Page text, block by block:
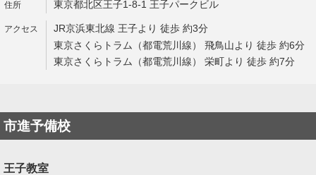
東京都北区王子1-8-1 王子パークビル
JR京浜東北線 王子より 徒歩 約3分
東京さくらトラム（都電荒川線） 飛鳥山より 徒歩 約6分
東京さくらトラム（都電荒川線） 栄町より 徒歩 約7分
市進予備校
王子教室